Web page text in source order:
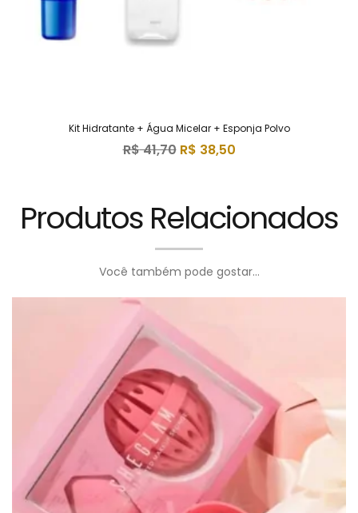
Kit Hidratante + Água Micelar + Esponja Polvo
R$41,70 R$ 38,50
Produtos Relacionados
Você também pode gostar...